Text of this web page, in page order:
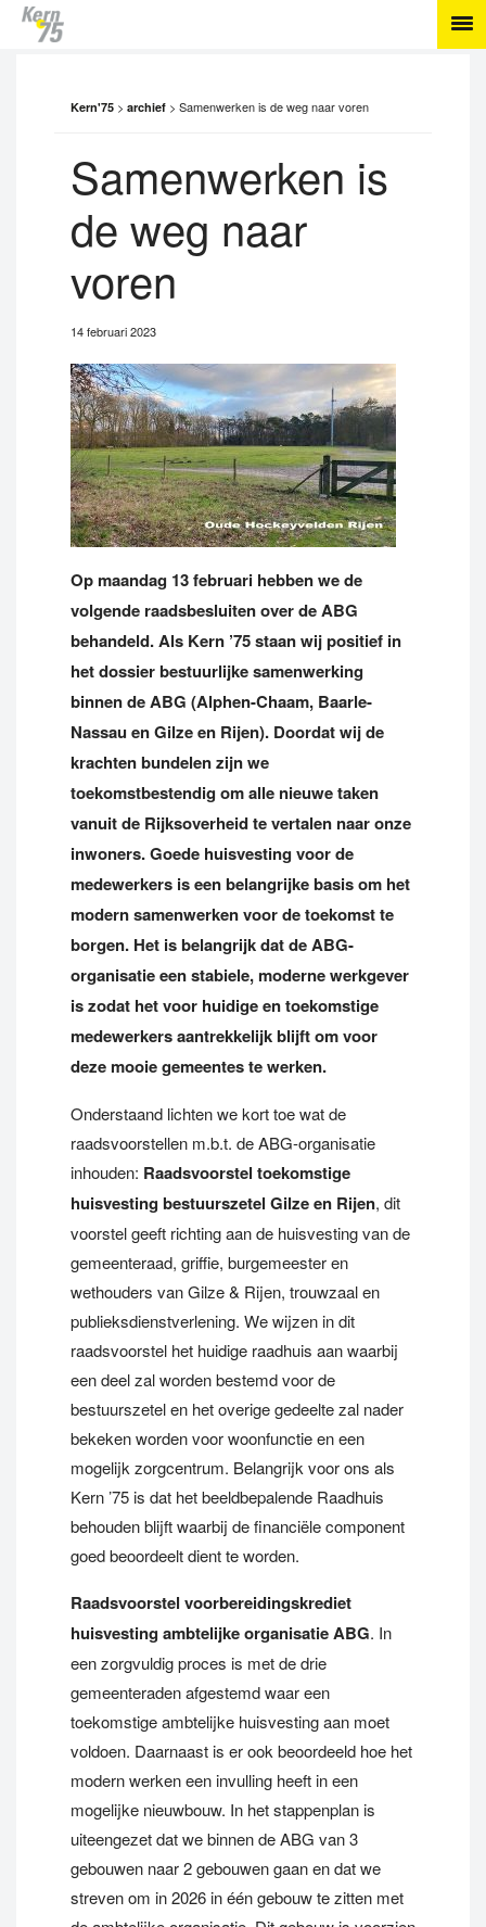
Kern'75 > archief > Samenwerken is de weg naar voren
Samenwerken is
de weg naar
voren
14 februari 2023
Op maandag 13 februari hebben we de
volgende raadsbesluiten over de ABG
behandeld. Als Kern ’75 staan wij positief in
het dossier bestuurlijke samenwerking
binnen de ABG (Alphen-Chaam, Baarle-
Nassau en Gilze en Rijen). Doordat wij de
krachten bundelen zijn we
toekomstbestendig om alle nieuwe taken
vanuit de Rijksoverheid te vertalen naar onze
inwoners. Goede huisvesting voor de
medewerkers is een belangrijke basis om het
modern samenwerken voor de toekomst te
borgen. Het is belangrijk dat de ABG-
organisatie een stabiele, moderne werkgever
is zodat het voor huidige en toekomstige
medewerkers aantrekkelijk blijft om voor
deze mooie gemeentes te werken.
Onderstaand lichten we kort toe wat de
raadsvoorstellen m.b.t. de ABG-organisatie
inhouden: Raadsvoorstel toekomstige
huisvesting bestuurszetel Gilze en Rijen, dit
voorstel geeft richting aan de huisvesting van de
gemeenteraad, griffie, burgemeester en
wethouders van Gilze & Rijen, trouwzaal en
publieksdienstverlening. We wijzen in dit
raadsvoorstel het huidige raadhuis aan waarbij
een deel zal worden bestemd voor de
bestuurszetel en het overige gedeelte zal nader
bekeken worden voor woonfunctie en een
mogelijk zorgcentrum. Belangrijk voor ons als
Kern ’75 is dat het beeldbepalende Raadhuis
behouden blijft waarbij de financiële component
goed beoordeelt dient te worden.
Raadsvoorstel voorbereidingskrediet
huisvesting ambtelijke organisatie ABG. In
een zorgvuldig proces is met de drie
gemeenteraden afgestemd waar een
toekomstige ambtelijke huisvesting aan moet
voldoen. Daarnaast is er ook beoordeeld hoe het
modern werken een invulling heeft in een
mogelijke nieuwbouw. In het stappenplan is
uiteengezet dat we binnen de ABG van 3
gebouwen naar 2 gebouwen gaan en dat we
streven om in 2026 in één gebouw te zitten met